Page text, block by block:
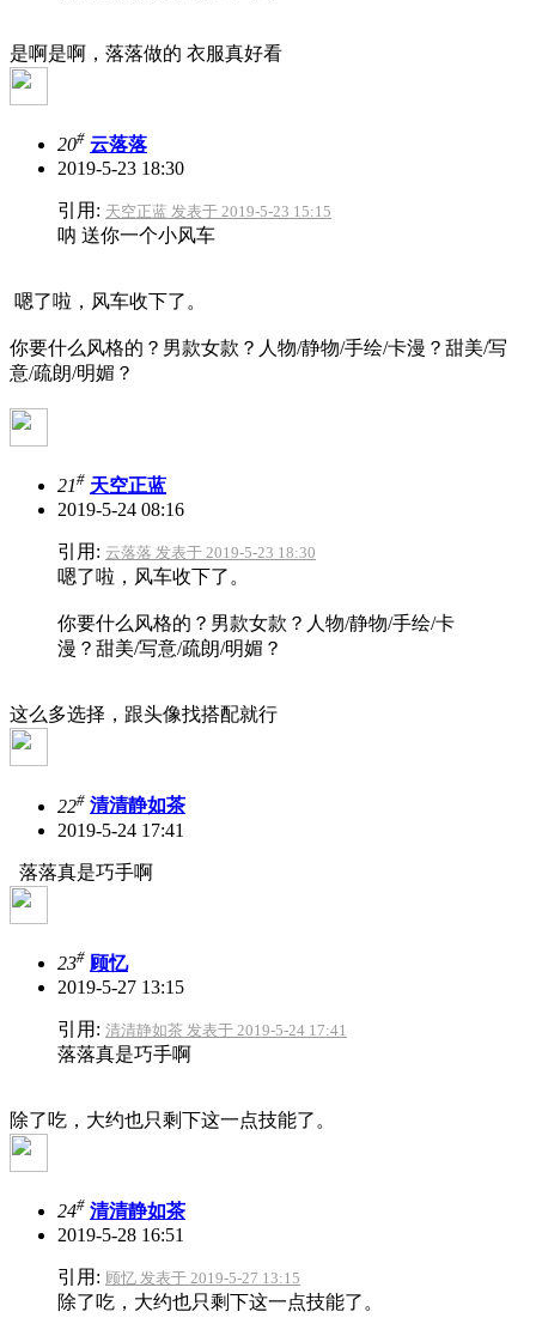
是啊是啊，落落做的 衣服真好看
20# 云落落
2019-5-23 18:30
引用: 天空正蓝 发表于 2019-5-23 15:15
呐 送你一个小风车
嗯了啦，风车收下了。
你要什么风格的？男款女款？人物/静物/手绘/卡漫？甜美/写
意/疏朗/明媚？
21# 天空正蓝
2019-5-24 08:16
引用: 云落落 发表于 2019-5-23 18:30
嗯了啦，风车收下了。
你要什么风格的？男款女款？人物/静物/手绘/卡
漫？甜美/写意/疏朗/明媚？
这么多选择，跟头像找搭配就行
22# 清清静如茶
2019-5-24 17:41
落落真是巧手啊
23# 顾忆
2019-5-27 13:15
引用: 清清静如茶 发表于 2019-5-24 17:41
落落真是巧手啊
除了吃，大约也只剩下这一点技能了。
24# 清清静如茶
2019-5-28 16:51
引用: 顾忆 发表于 2019-5-27 13:15
除了吃，大约也只剩下这一点技能了。